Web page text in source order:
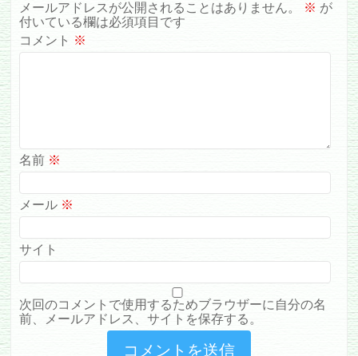
メールアドレスが公開されることはありません。 ※ が
付いている欄は必須項目です
コメント ※
名前 ※
メール ※
サイト
次回のコメントで使用するためブラウザーに自分の名
前、メールアドレス、サイトを保存する。